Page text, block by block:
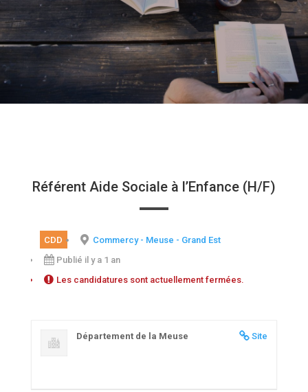
Référent Aide Sociale à l’Enfance (H/F)
CDD
Commercy - Meuse - Grand Est
Publié il y a 1 an
Les candidatures sont actuellement fermées.
Site
Département de la Meuse